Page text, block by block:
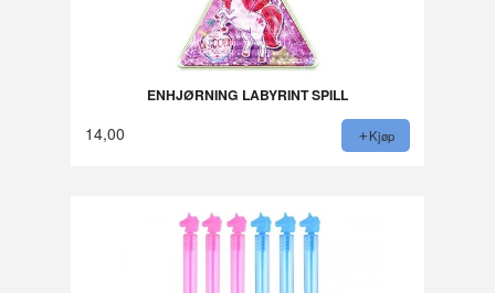
ENHJØRNING LABYRINT SPILL
14,00 Kjøp